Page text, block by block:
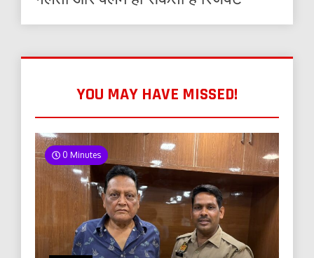
YOU MAY HAVE MISSED!
0 Minutes